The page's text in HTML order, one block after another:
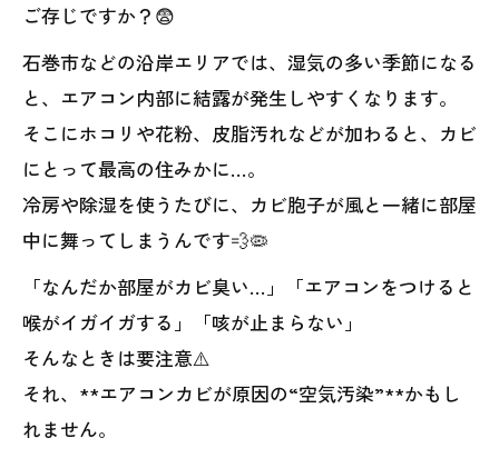
ご存じですか？😨
石巻市などの沿岸エリアでは、湿気の多い季節になる
と、エアコン内部に結露が発生しやすくなります。
そこにホコリや花粉、皮脂汚れなどが加わると、カビ
にとって最高の住みかに…。
冷房や除湿を使うたびに、カビ胞子が風と一緒に部屋
中に舞ってしまうんです💨🦠
「なんだか部屋がカビ臭い…」「エアコンをつけると
喉がイガイガする」「咳が止まらない」
そんなときは要注意⚠️
それ、**エアコンカビが原因の“空気汚染”**かもし
れません。